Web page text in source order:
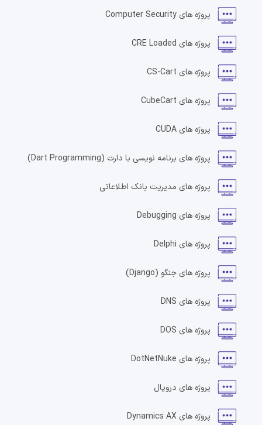
پروژه های Computer Security
پروژه های CRE Loaded
پروژه های CS-Cart
پروژه های CubeCart
پروژه های CUDA
پروژه های برنامه نویسی با دارت (Dart Programming)
پروژه های مدیریت بانک اطلاعاتی
پروژه های Debugging
پروژه های Delphi
پروژه های جنگو (Django)
پروژه های DNS
پروژه های DOS
پروژه های DotNetNuke
پروژه های دروپال
پروژه های Dynamics AX